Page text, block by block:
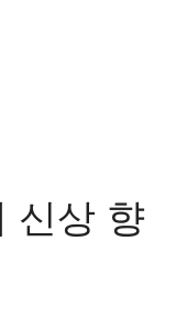
신상 향